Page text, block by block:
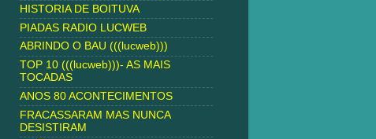
HISTORIA DE BOITUVA
PIADAS RADIO LUCWEB
ABRINDO O BAU (((lucweb)))
TOP 10 (((lucweb)))- AS MAIS
TOCADAS
ANOS 80 ACONTECIMENTOS
FRACASSARAM MAS NUNCA
DESISTIRAM